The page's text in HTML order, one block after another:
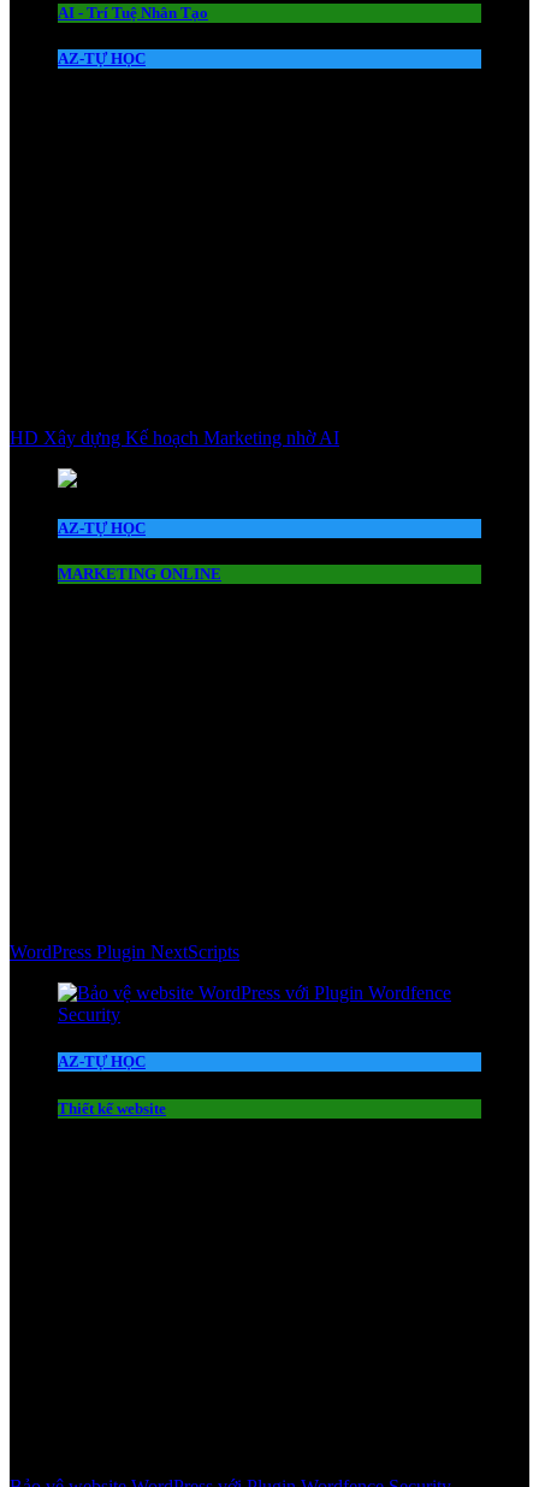
AI - Trí Tuệ Nhân Tạo
AZ-TỰ HỌC
HD Xây dựng Kế hoạch Marketing nhờ AI
AZ-TỰ HỌC
MARKETING ONLINE
WordPress Plugin NextScripts
AZ-TỰ HỌC
Thiết kế website